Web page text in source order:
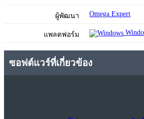
ผู้พัฒนา Omega Expert
แพลตฟอร์ม
ซอฟต์แวร์ที่เกี่ยวข้อง